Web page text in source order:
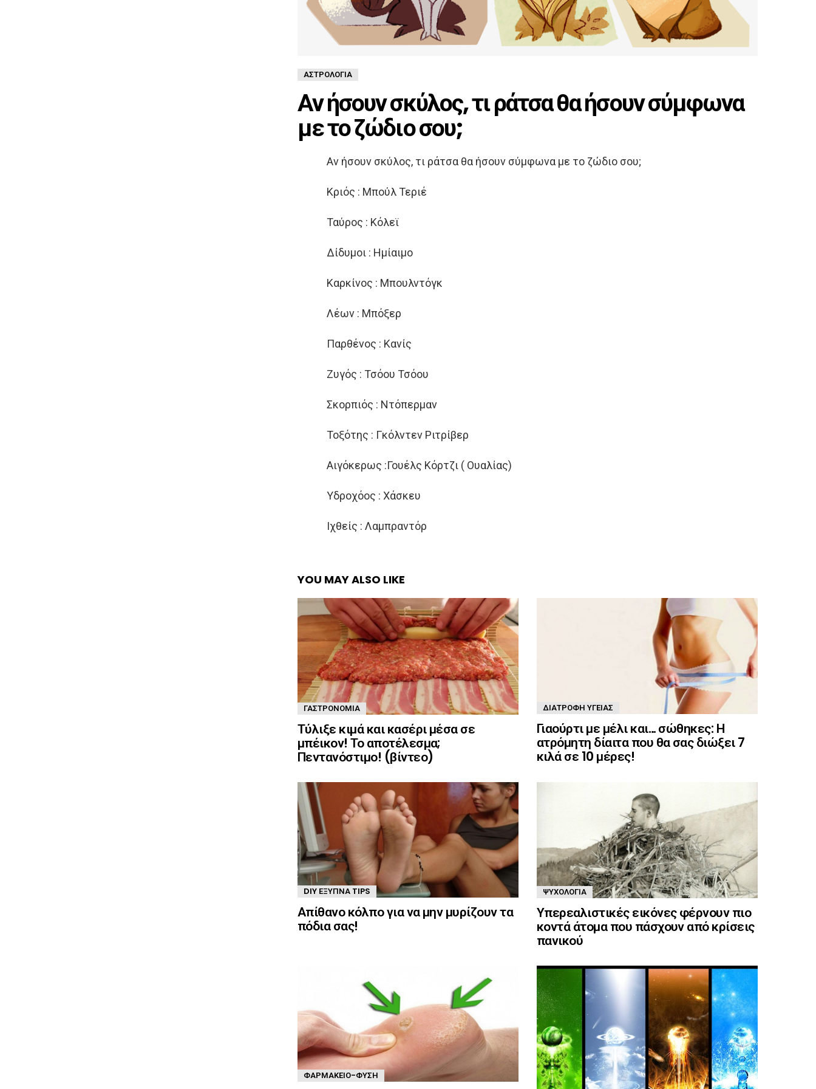
ΑΣΤΡΟΛΟΓΊΑ
Αν ήσουν σκύλος, τι ράτσα θα ήσουν σύμφωνα
με το ζώδιο σου;
Αν ήσουν σκύλος, τι ράτσα θα ήσουν σύμφωνα με το ζώδιο σου;
Κριός : Μπούλ Τεριέ
Ταύρος : Κόλεϊ
Δίδυμοι : Ημίαιμο
Καρκίνος : Μπουλντόγκ
Λέων : Μπόξερ
Παρθένος : Κανίς
Ζυγός : Τσόου Τσόου
Σκορπιός : Ντόπερμαν
Τοξότης : Γκόλντεν Ριτρίβερ
Αιγόκερως :Γουέλς Κόρτζι ( Ουαλίας)
Υδροχόος : Χάσκευ
Ιχθείς : Λαμπραντόρ
YOU MAY ALSO LIKE
ΓΑΣΤΡΟΝΟΜΊΑ
Τύλιξε κιμά και κασέρι μέσα σε
μπέικον! Το αποτέλεσμα;
Πεντανόστιμο! (βίντεο)
ΔΙΑΤΡΟΦΉ ΥΓΕΊΑΣ
Γιαούρτι με μέλι και… σώθηκες: Η
ατρόμητη δίαιτα που θα σας διώξει 7
κιλά σε 10 μέρες!
DIY ΈΞΥΠΝΑ TIPS
Απίθανο κόλπο για να μην μυρίζουν τα
πόδια σας!
ΨΥΧΟΛΟΓΊΑ
Υπερεαλιστικές εικόνες φέρνουν πιο
κοντά άτομα που πάσχουν από κρίσεις
πανικού
ΦΑΡΜΑΚΕΊΟ-ΦΎΣΗ